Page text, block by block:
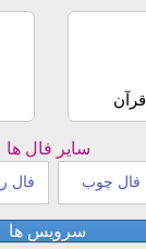
سایر فال ها
فال چوب فال
سرویس ها